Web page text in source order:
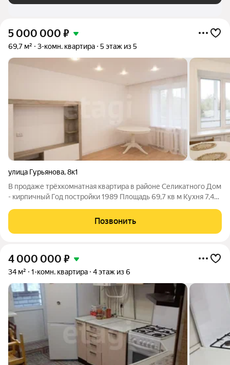
5 000 000 ₽
69,7 м² 3-комн. квартира 5 этаж из 5
улица Гурьянова,8к1
В продаже трёхкомнатная квартира в районе Селикатного Дом
- кирпичный Год постройки 1989 Площадь 69,7 кв м Кухня 7,4
этаж( без
Позвонить
4 000 000 ₽
34 м² 1-комн. квартира 4 этаж из 6